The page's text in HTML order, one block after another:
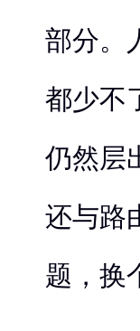
部分。
都少不
仍然层
还与路
题，换